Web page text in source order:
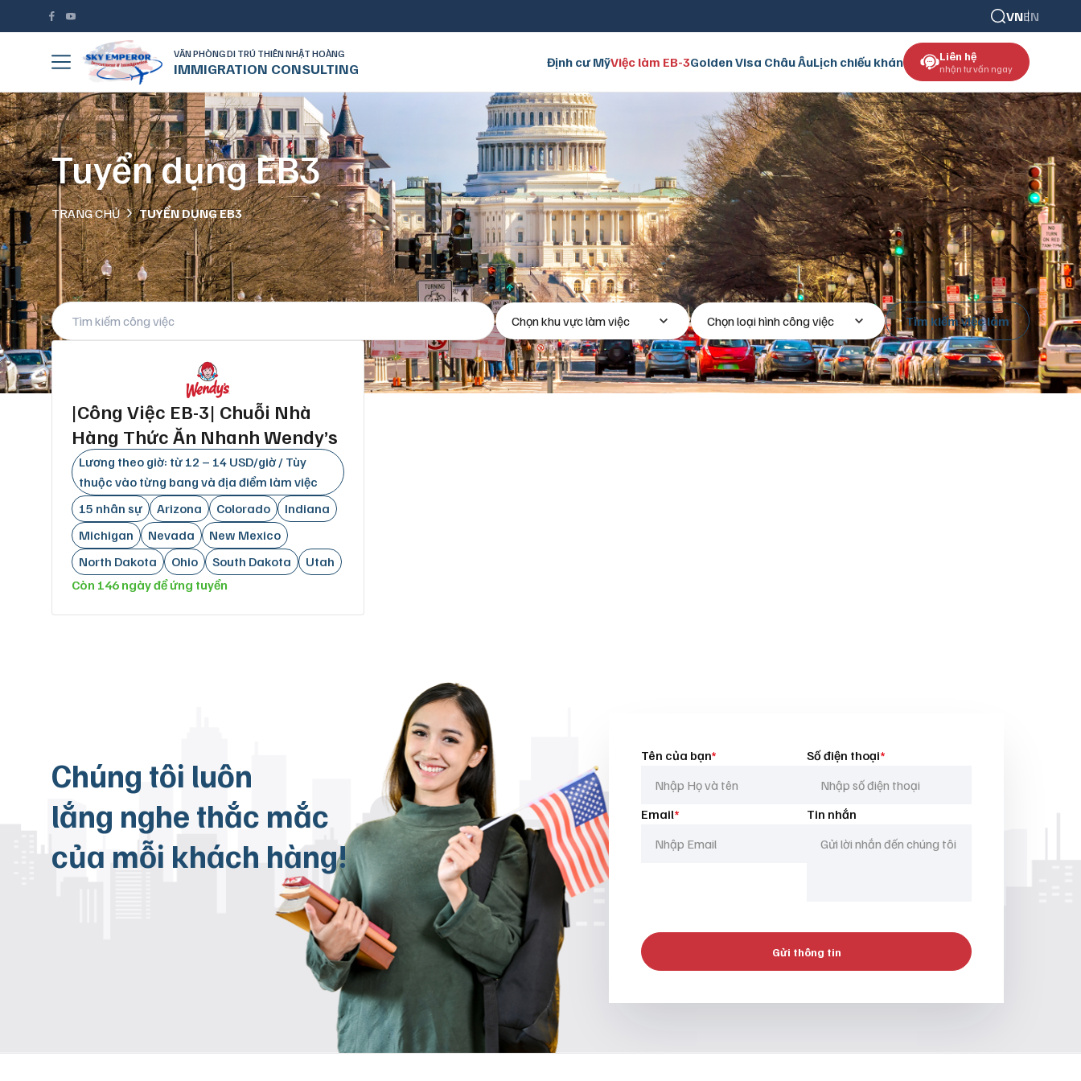
VNEN
VĂN PHÒNG DI TRÚ THIÊN NHẬT HOÀNG
IMMIGRATION CONSULTING Định cư MỹViệc làm EB-3Golden Visa Châu ÂuLịch chiếu khán Liên hệ
nhận tư vấn ngay
Tuyển dụng EB3
TRANG CHỦ TUYỂN DỤNG EB3
Chọn khu vực làm việc Chọn loại hình công việc Tìm kiếm việc làm
|Công Việc EB-3| Chuỗi Nhà
Hàng Thức Ăn Nhanh Wendy’s
Lương theo giờ: từ 12 – 14 USD/giờ / Tùy
thuộc vào từng bang và địa điểm làm việc
15 nhân sự
Arizona Colorado
Indiana
Michigan
Nevada
New Mexico
North Dakota
Ohio South Dakota
Utah
Còn 146 ngày để ứng tuyển
Chúng tôi luôn
lắng nghe thắc mắc
của mỗi khách hàng!
Tên của bạn* Số điện thoại*
Email* Tin nhắn
Gửi thông tin